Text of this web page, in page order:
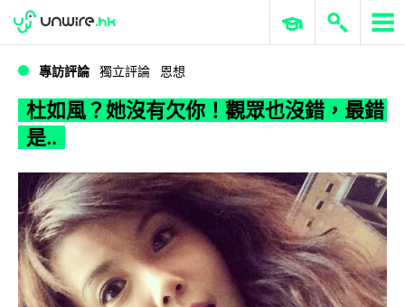
杜如風？她沒有欠你！觀眾也沒錯，最錯是..
WWDC 2026 ERP 與商業 AI
專訪評論 獨立評論 恩想
杜如風？她沒有欠你！觀眾也沒錯，最錯
是..